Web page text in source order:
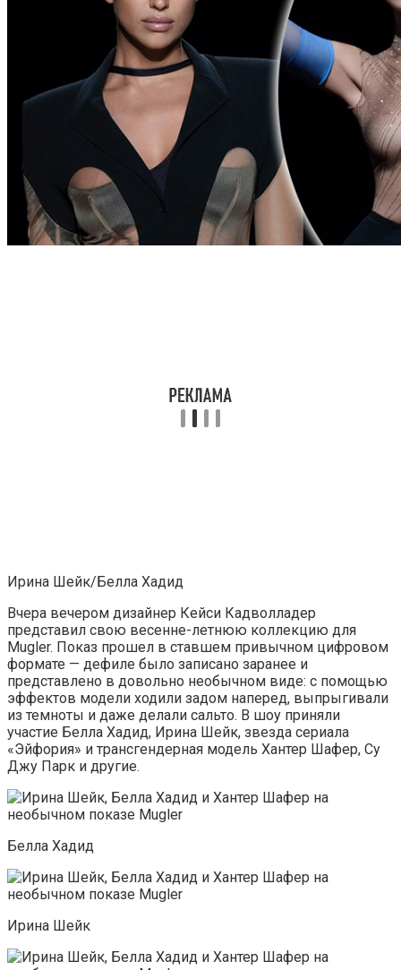
Ирина Шейк/Белла Хадид
Вчера вечером дизайнер Кейси Кадволладер
представил свою весенне-летнюю коллекцию для
Mugler. Показ прошел в ставшем привычном цифровом
формате — дефиле было записано заранее и
представлено в довольно необычном виде: с помощью
эффектов модели ходили задом наперед, выпрыгивали
из темноты и даже делали сальто. В шоу приняли
участие Белла Хадид, Ирина Шейк, звезда сериала
«Эйфория» и трансгендерная модель Хантер Шафер, Су
Джу Парк и другие.
Белла Хадид
Ирина Шейк